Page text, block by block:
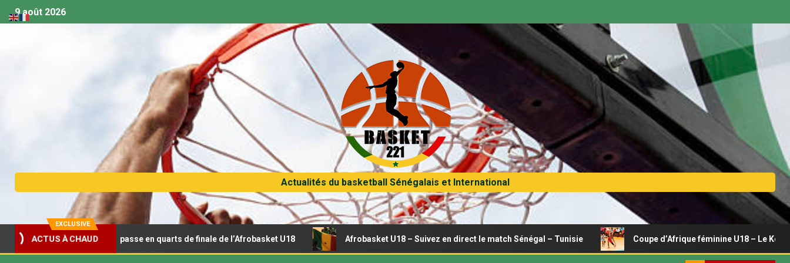
9 août 2026
Actualités du basketball Sénégalais et International
EXCLUSIVE
ACTUS À CHAUD
la Tunisie et passe en quarts de finale de l’Afrobasket U18 Afrobasket U18 – Suivez en direct le match Sénégal – Tunisie Coupe d’Afrique féminine U18 – Le Kenya se